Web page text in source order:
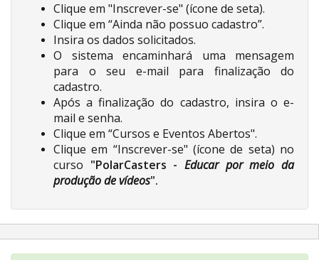
Clique em "Inscrever-se" (ícone de seta).
Clique em “Ainda não possuo cadastro”.
Insira os dados solicitados.
O sistema encaminhará uma mensagem
para o seu e-mail para finalização do
cadastro.
Após a finalização do cadastro, insira o e-
mail e senha.
Clique em “Cursos e Eventos Abertos".
Clique em “Inscrever-se" (ícone de seta) no
curso "PolarCasters -Educar por meio da
produção de vídeos".